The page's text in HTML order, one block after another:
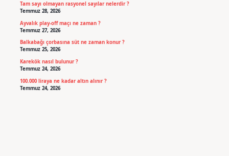
Tam sayı olmayan rasyonel sayılar nelerdir ?
Temmuz 28, 2026
Ayvalık play-off maçı ne zaman ?
Temmuz 27, 2026
Balkabağı çorbasına süt ne zaman konur ?
Temmuz 25, 2026
Karekök nasıl bulunur ?
Temmuz 24, 2026
100.000 liraya ne kadar altın alınır ?
Temmuz 24, 2026